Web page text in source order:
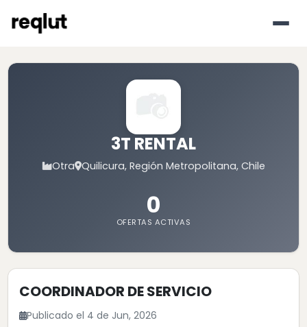
3T RENTAL
Otra Quilicura, Región Metropolitana, Chile
0
OFERTAS ACTIVAS
COORDINADOR DE SERVICIO
Publicado el 4 de Jun, 2026